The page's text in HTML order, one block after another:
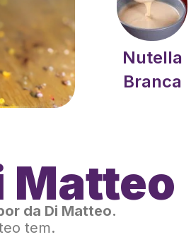
Nutella
Branca
Matteo
da Di Matteo.
tem.